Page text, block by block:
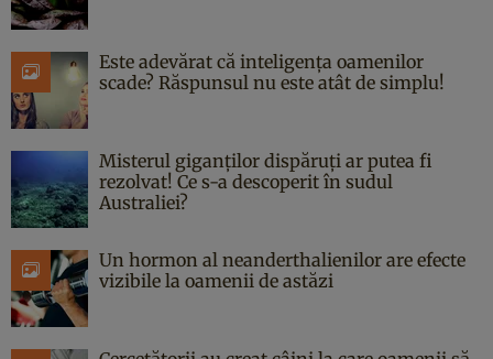
Este adevărat că inteligența oamenilor
scade? Răspunsul nu este atât de simplu!
Misterul giganților dispăruți ar putea fi
rezolvat! Ce s-a descoperit în sudul
Australiei?
Un hormon al neanderthalienilor are efecte
vizibile la oamenii de astăzi